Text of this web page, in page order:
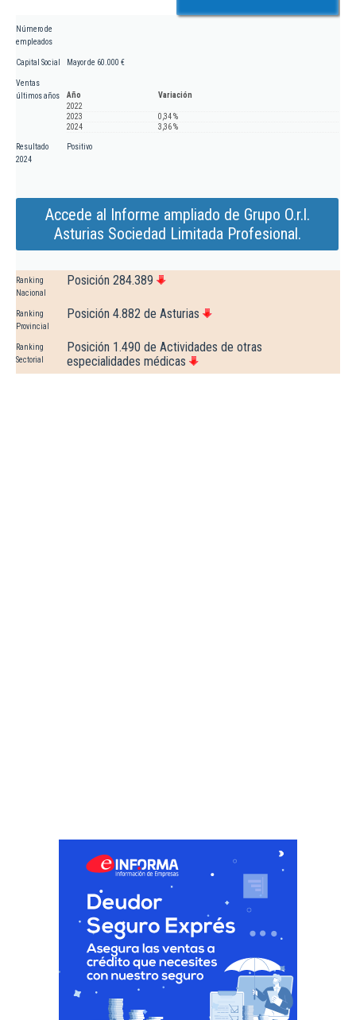
Número de
empleados
Capital Social Mayor de 60.000 €
Ventas
últimos años
Año
Variación
2022
2023
0,34 %
2024
3,36 %
Resultado
2024
Positivo
Accede al Informe ampliado de Grupo O.r.l.
Asturias Sociedad Limitada Profesional.
Ranking
Nacional
Posición 284.389
Ranking
Provincial
Posición 4.882 de Asturias
Ranking
Sectorial
Posición 1.490 de Actividades de otras
especialidades médicas